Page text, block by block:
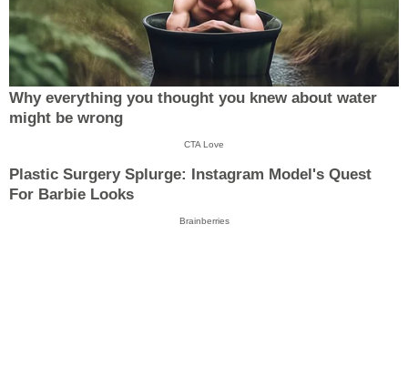
Why everything you thought you knew about water
might be wrong
CTA Love
Plastic Surgery Splurge: Instagram Model's Quest
For Barbie Looks
Brainberries